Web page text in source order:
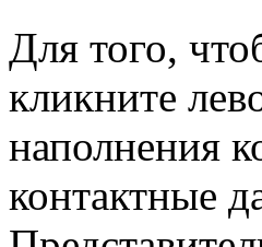
Для того,
кликните
наполнения
контактные